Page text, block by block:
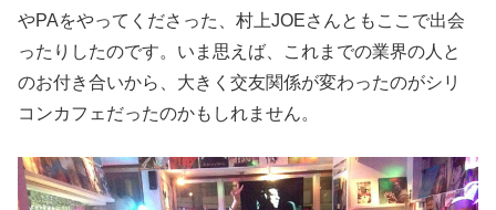
やPAをやってくださった、村上JOEさんともここで出会
ったりしたのです。いま思えば、これまでの業界の人と
のお付き合いから、大きく交友関係が変わったのがシリ
コンカフェだったのかもしれません。